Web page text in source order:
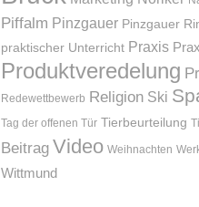
Piffalm Pinzgauer Pinzgauer
praktischer Unterricht Praxis
Produktveredelung
Redewettbewerb Religion Ski
Tag der offenen Tür Tierbeurteilung
Beitrag Video Weihnachten
Wittmund